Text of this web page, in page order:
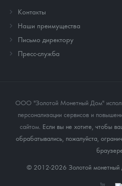
Контакты
Наши преимущества
Письмо директору
Пресс-служба
ООО "Золотой Монетный Дом"
персонализации сервисов и
сайтом. Если вы не хотите, чтобы
обрабатывались, пожалуйста,
© 2012-2026 Золотой монетный